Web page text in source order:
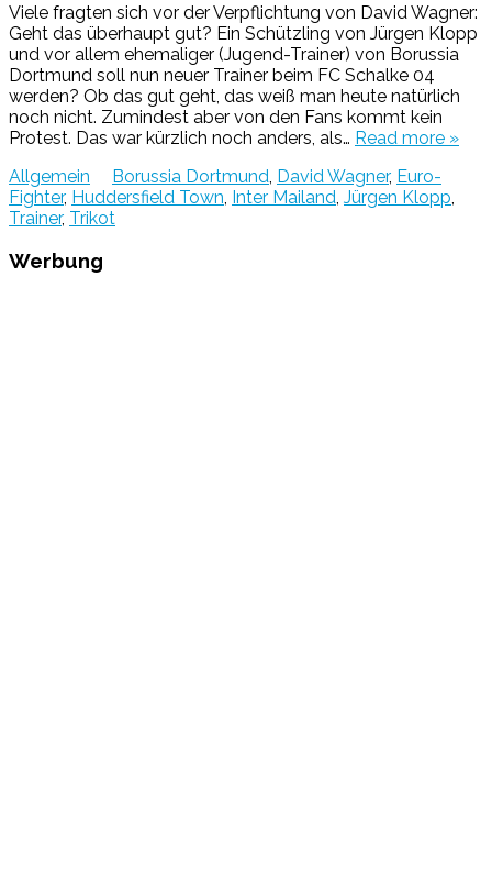
Viele fragten sich vor der Verpflichtung von David Wagner:
Geht das überhaupt gut? Ein Schützling von Jürgen Klopp
und vor allem ehemaliger (Jugend-Trainer) von Borussia
Dortmund soll nun neuer Trainer beim FC Schalke 04
werden? Ob das gut geht, das weiß man heute natürlich
noch nicht. Zumindest aber von den Fans kommt kein
Protest. Das war kürzlich noch anders, als… Read more »
Allgemein
Borussia Dortmund David Wagner, Euro-
Fighter, Huddersfield Town Inter Mailand Jürgen Klopp
Trainer, Trikot
Werbung